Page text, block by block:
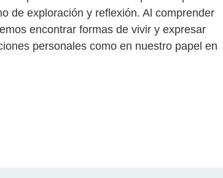
de exploración y reflexión. Al comprender
encontrar formas de vivir y expresar
personales como en nuestro papel en